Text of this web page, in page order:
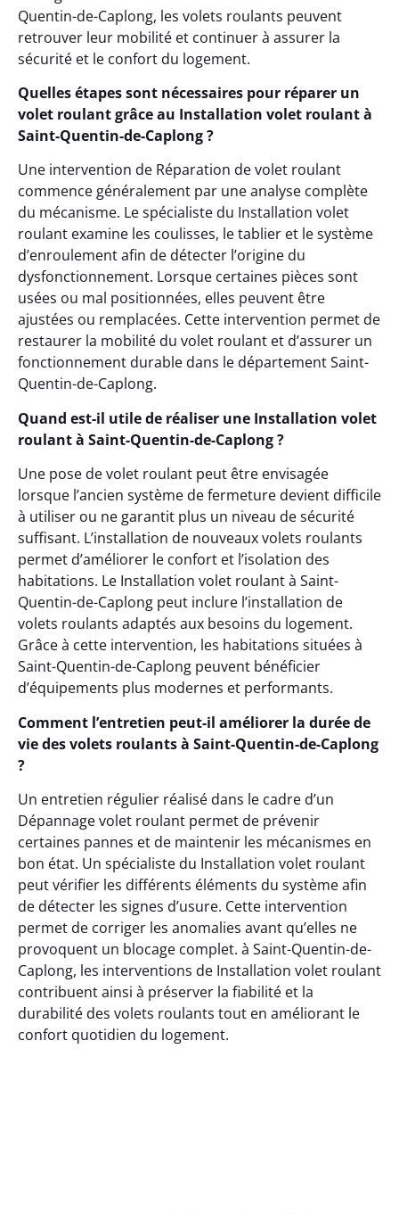
Quentin-de-Caplong, les volets roulants peuvent
retrouver leur mobilité et continuer à assurer la
sécurité et le confort du logement.
Quelles étapes sont nécessaires pour réparer un
volet roulant grâce au Installation volet roulant à
Saint-Quentin-de-Caplong ?
Une intervention de Réparation de volet roulant
commence généralement par une analyse complète
du mécanisme. Le spécialiste du Installation volet
roulant examine les coulisses, le tablier et le système
d’enroulement afin de détecter l’origine du
dysfonctionnement. Lorsque certaines pièces sont
usées ou mal positionnées, elles peuvent être
ajustées ou remplacées. Cette intervention permet de
restaurer la mobilité du volet roulant et d’assurer un
fonctionnement durable dans le département Saint-
Quentin-de-Caplong.
Quand est-il utile de réaliser une Installation volet
roulant à Saint-Quentin-de-Caplong ?
Une pose de volet roulant peut être envisagée
lorsque l’ancien système de fermeture devient difficile
à utiliser ou ne garantit plus un niveau de sécurité
suffisant. L’installation de nouveaux volets roulants
permet d’améliorer le confort et l’isolation des
habitations. Le Installation volet roulant à Saint-
Quentin-de-Caplong peut inclure l’installation de
volets roulants adaptés aux besoins du logement.
Grâce à cette intervention, les habitations situées à
Saint-Quentin-de-Caplong peuvent bénéficier
d’équipements plus modernes et performants.
Comment l’entretien peut-il améliorer la durée de
vie des volets roulants à Saint-Quentin-de-Caplong
?
Un entretien régulier réalisé dans le cadre d’un
Dépannage volet roulant permet de prévenir
certaines pannes et de maintenir les mécanismes en
bon état. Un spécialiste du Installation volet roulant
peut vérifier les différents éléments du système afin
de détecter les signes d’usure. Cette intervention
permet de corriger les anomalies avant qu’elles ne
provoquent un blocage complet. à Saint-Quentin-de-
Caplong, les interventions de Installation volet roulant
contribuent ainsi à préserver la fiabilité et la
durabilité des volets roulants tout en améliorant le
confort quotidien du logement.